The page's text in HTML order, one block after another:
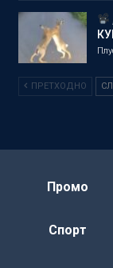
ПРЕТХОДНО
Промо
Спорт